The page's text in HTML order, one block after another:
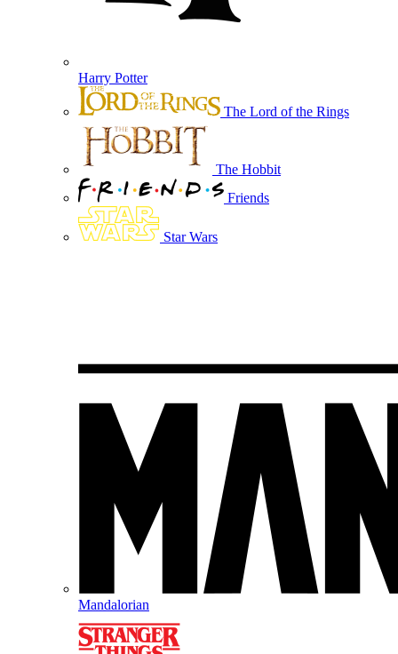
Harry Potter
The Lord of the Rings
The Hobbit
Friends
Star Wars
Mandalorian